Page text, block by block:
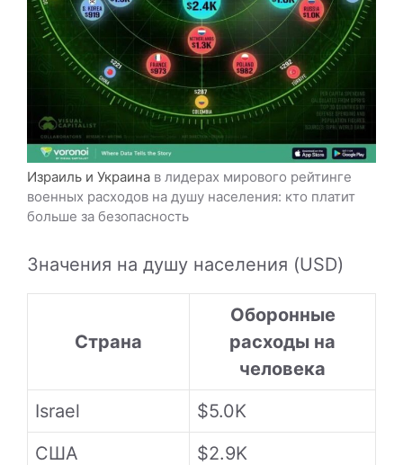
Израиль и Украина в лидерах мирового рейтинге
военных расходов на душу населения: кто платит
больше за безопасность
Значения на душу населения (USD)
Страна
Оборонные
расходы на
человека
Israel
$5.0K
США
$2.9K